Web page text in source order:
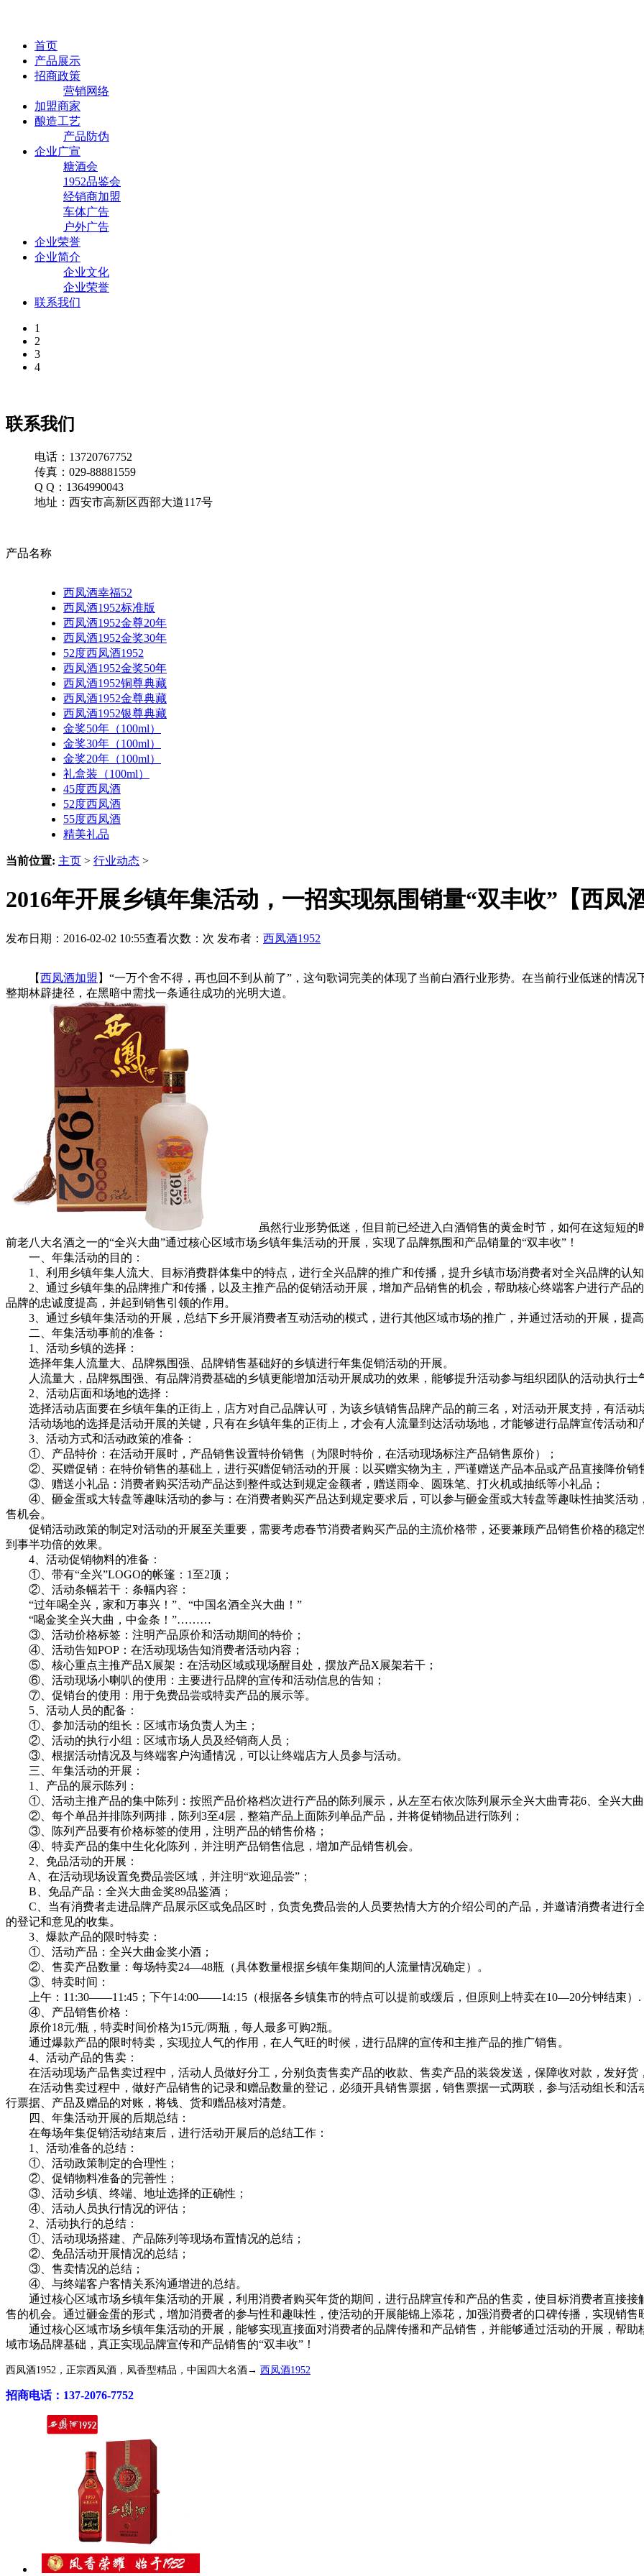
首页
产品展示
招商政策
营销网络
加盟商家
酿造工艺
产品防伪
企业广宣
糖酒会
1952品鉴会
经销商加盟
车体广告
户外广告
企业荣誉
企业简介
企业文化
企业荣誉
联系我们
1
2
3
4
联系我们
电话：13720767752
传真：029-88881559
Q Q：1364990043
地址：西安市高新区西部大道117号
产品名称
西凤酒幸福52
西凤酒1952标准版
西凤酒1952金尊20年
西凤酒1952金奖30年
52度西凤酒1952
西凤酒1952金奖50年
西凤酒1952铜尊典藏
西凤酒1952金尊典藏
西凤酒1952银尊典藏
金奖50年（100ml）
金奖30年（100ml）
金奖20年（100ml）
礼盒装（100ml）
45度西凤酒
52度西凤酒
55度西凤酒
精美礼品
当前位置: 主页 > 行业动态 >
2016年开展乡镇年集活动，一招实现氛围销量“双丰收”【西凤
发布日期：2016-02-02 10:55查看次数： 次 发布者： 西凤酒1952
【西凤酒加盟 】“一万个舍不得，再也回不到从前了”，这句歌词完美的体现了当前白酒行业形势。在当前行业低迷的情
整期林辟捷径，在黑暗中需找一条通往成功的光明大道。
虽然行业形势低迷，但目前已经进入白酒销售的黄金时节，如何在这短短的
前老八大名酒之一的“全兴大曲”通过核心区域市场乡镇年集活动的开展，实现了品牌氛围和产品销量的“双丰收”！
一、年集活动的目的：
1、利用乡镇年集人流大、目标消费群体集中的特点，进行全兴品牌的推广和传播，提升乡镇市场消费者对全兴品牌的认
2、通过乡镇年集的品牌推广和传播，以及主推产品的促销活动开展，增加产品销售的机会，帮助核心终端客户进行产品
品牌的忠诚度提高，并起到销售引领的作用。
3、通过乡镇年集活动的开展，总结下乡开展消费者互动活动的模式，进行其他区域市场的推广，并通过活动的开展，提
二、年集活动事前的准备：
1、活动乡镇的选择：
选择年集人流量大、品牌氛围强、品牌销售基础好的乡镇进行年集促销活动的开展。
人流量大，品牌氛围强、有品牌消费基础的乡镇更能增加活动开展成功的效果，能够提升活动参与组织团队的活动执行士
2、活动店面和场地的选择：
选择活动店面要在乡镇年集的正街上，店方对自己品牌认可，为该乡镇销售品牌产品的前三名，对活动开展支持，有活动
活动场地的选择是活动开展的关键，只有在乡镇年集的正街上，才会有人流量到达活动场地，才能够进行品牌宣传活动和
3、活动方式和活动政策的准备：
①、产品特价：在活动开展时，产品销售设置特价销售（为限时特价，在活动现场标注产品销售原价）；
②、买赠促销：在特价销售的基础上，进行买赠促销活动的开展：以买赠实物为主，严谨赠送产品本品或产品直接降价销
③、赠送小礼品：消费者购买活动产品达到整件或达到规定金额者，赠送雨伞、圆珠笔、打火机或抽纸等小礼品；
④、砸金蛋或大转盘等趣味活动的参与：在消费者购买产品达到规定要求后，可以参与砸金蛋或大转盘等趣味性抽奖活动
售机会。
促销活动政策的制定对活动的开展至关重要，需要考虑春节消费者购买产品的主流价格带，还要兼顾产品销售价格的稳定
到事半功倍的效果。
4、活动促销物料的准备：
①、带有“全兴”LOGO的帐篷：1至2顶；
②、活动条幅若干：条幅内容：
“过年喝全兴，家和万事兴！”、“中国名酒全兴大曲！”
“喝金奖全兴大曲，中金条！”………
③、活动价格标签：注明产品原价和活动期间的特价；
④、活动告知POP：在活动现场告知消费者活动内容；
⑤、核心重点主推产品X展架：在活动区域或现场醒目处，摆放产品X展架若干；
⑥、活动现场小喇叭的使用：主要进行品牌的宣传和活动信息的告知；
⑦、促销台的使用：用于免费品尝或特卖产品的展示等。
5、活动人员的配备：
①、参加活动的组长：区域市场负责人为主；
②、活动的执行小组：区域市场人员及经销商人员；
③、根据活动情况及与终端客户沟通情况，可以让终端店方人员参与活动。
三、年集活动的开展：
1、产品的展示陈列：
①、活动主推产品的集中陈列：按照产品价格档次进行产品的陈列展示，从左至右依次陈列展示全兴大曲青花6、全兴大
②、每个单品并排陈列两排，陈列3至4层，整箱产品上面陈列单品产品，并将促销物品进行陈列；
③、陈列产品要有价格标签的使用，注明产品的销售价格；
④、特卖产品的集中生化化陈列，并注明产品销售信息，增加产品销售机会。
2、免品活动的开展：
A、在活动现场设置免费品尝区域，并注明“欢迎品尝”；
B、免品产品：全兴大曲金奖89品鉴酒；
C、当有消费者走进品牌产品展示区或免品区时，负责免费品尝的人员要热情大方的介绍公司的产品，并邀请消费者进行
的登记和意见的收集。
3、爆款产品的限时特卖：
①、活动产品：全兴大曲金奖小酒；
②、售卖产品数量：每场特卖24—48瓶（具体数量根据乡镇年集期间的人流量情况确定）。
③、特卖时间：
上午：11:30——11:45；下午14:00——14:15（根据各乡镇集市的特点可以提前或缓后，但原则上特卖在10—20分钟结束）.
④、产品销售价格：
原价18元/瓶，特卖时间价格为15元/两瓶，每人最多可购2瓶。
通过爆款产品的限时特卖，实现拉人气的作用，在人气旺的时候，进行品牌的宣传和主推产品的推广销售。
4、活动产品的售卖：
在活动现场产品售卖过程中，活动人员做好分工，分别负责售卖产品的收款、售卖产品的装袋发送，保障收对款，发好货
在活动售卖过程中，做好产品销售的记录和赠品数量的登记，必须开具销售票据，销售票据一式两联，参与活动组长和活
行票据、产品及赠品的对账，将钱、货和赠品核对清楚。
四、年集活动开展的后期总结：
在每场年集促销活动结束后，进行活动开展后的总结工作：
1、活动准备的总结：
①、活动政策制定的合理性；
②、促销物料准备的完善性；
③、活动乡镇、终端、地址选择的正确性；
④、活动人员执行情况的评估；
2、活动执行的总结：
①、活动现场搭建、产品陈列等现场布置情况的总结；
②、免品活动开展情况的总结；
③、售卖情况的总结；
④、与终端客户客情关系沟通增进的总结。
通过核心区域市场乡镇年集活动的开展，利用消费者购买年货的期间，进行品牌宣传和产品的售卖，使目标消费者直接接
售的机会。通过砸金蛋的形式，增加消费者的参与性和趣味性，使活动的开展能锦上添花，加强消费者的口碑传播，实现销售
通过核心区域市场乡镇年集活动的开展，能够实现直接面对消费者的品牌传播和产品销售，并能够通过活动的开展，帮助
域市场品牌基础，真正实现品牌宣传和产品销售的“双丰收”！
西凤酒1952，正宗西凤酒，凤香型精品，中国四大名酒→ 西凤酒1952
招商电话：137-2076-7752